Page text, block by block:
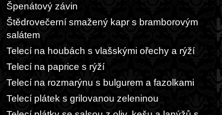
Špenátový závin
Štědrovečerní smažený kapr s bramborovým
salátem
Telecí na houbách s vlašskými ořechy a rýží
Telecí na paprice s rýží
Telecí na rozmarýnu s bulgurem a fazolkami
Telecí plátek s grilovanou zeleninou